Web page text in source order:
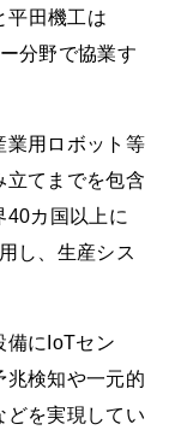
平田機工は
分野で協業す
業用ロボット等
立てまでを包含
40カ国以上に
し、生産シス
備にIoTセン
兆検知や一元的
どを実現してい